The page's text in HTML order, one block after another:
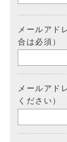
メールアド
合は必須）
メールアド
ください）